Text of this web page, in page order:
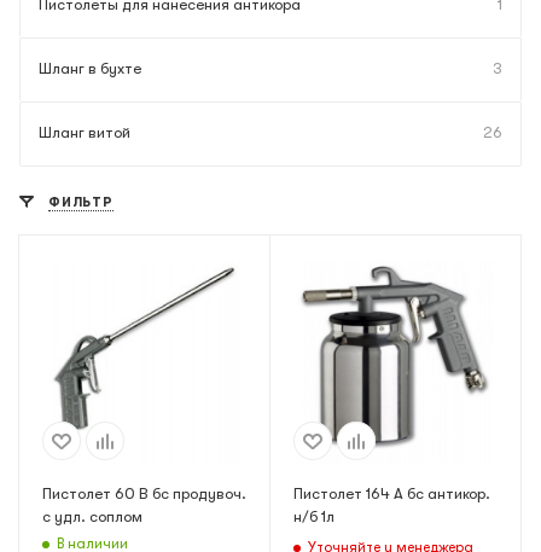
Пистолеты для нанесения антикора 1
Шланг в бухте 3
Шланг витой 26
ФИЛЬТР
Пистолет 60 В бс продувоч.
с удл. соплом
В наличии
Пистолет 164 А бс антикор.
н/б 1л
Уточняйте у менеджера